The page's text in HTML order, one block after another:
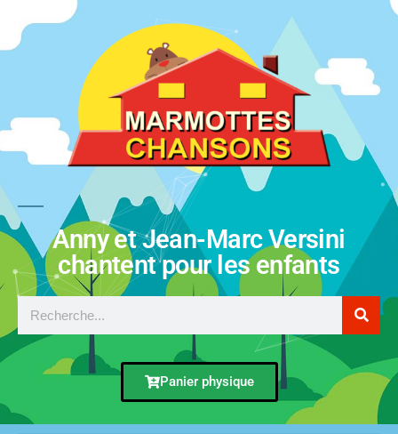
Anny et Jean-Marc Versini
chantent pour les enfants
Panier physique